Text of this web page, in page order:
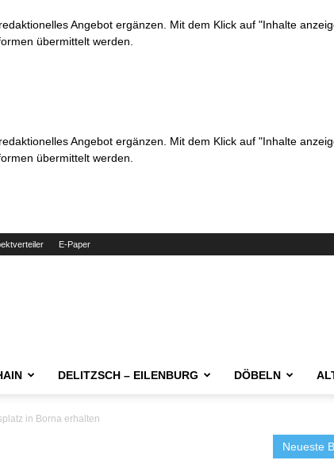
redaktionelles Angebot ergänzen. Mit dem Klick auf "Inhalte
übermittelt werden.
redaktionelles Angebot ergänzen. Mit dem Klick auf "Inhalte
übermittelt werden.
E-Paper
DELITZSCH – EILENBURG DÖBELN
in Borna erhalten
Neueste